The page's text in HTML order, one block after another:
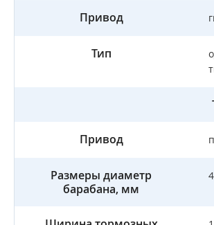
Привод
Тип
Привод
Размеры диаметр
барабана, мм